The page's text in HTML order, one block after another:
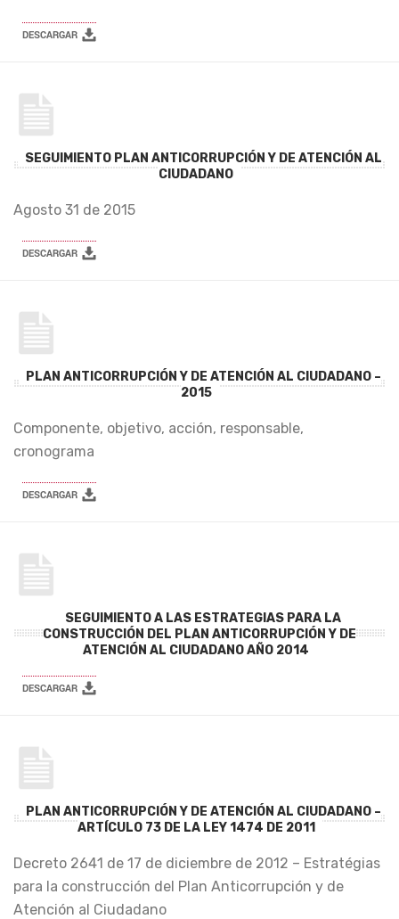
SEGUIMIENTO PLAN ANTICORRUPCIÓN Y DE ATENCIÓN AL
CIUDADANO
Agosto 31 de 2015
PLAN ANTICORRUPCIÓN Y DE ATENCIÓN AL CIUDADANO –
2015
Componente, objetivo, acción, responsable,
cronograma
SEGUIMIENTO A LAS ESTRATEGIAS PARA LA
CONSTRUCCIÓN DEL PLAN ANTICORRUPCIÓN Y DE
ATENCIÓN AL CIUDADANO AÑO 2014
PLAN ANTICORRUPCIÓN Y DE ATENCIÓN AL CIUDADANO –
ARTÍCULO 73 DE LA LEY 1474 DE 2011
Decreto 2641 de 17 de diciembre de 2012 – Estratégias
para la construcción del Plan Anticorrupción y de
Atención al Ciudadano